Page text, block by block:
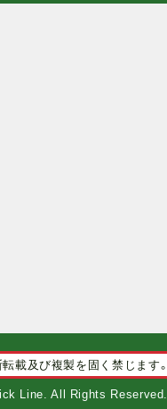
載及び複製を固く禁じます。
Line. All Rights Reserved.